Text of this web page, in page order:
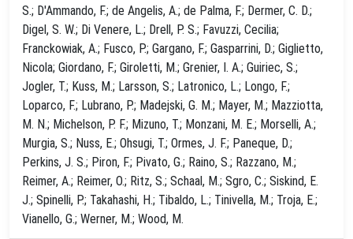
S.; D'Ammando, F.; de Angelis, A.; de Palma, F.; Dermer, C. D.;
Digel, S. W.; Di Venere, L.; Drell, P. S.; Favuzzi, Cecilia;
Franckowiak, A.; Fusco, P.; Gargano, F.; Gasparrini, D.; Giglietto,
Nicola; Giordano, F.; Giroletti, M.; Grenier, I. A.; Guiriec, S.;
Jogler, T.; Kuss, M.; Larsson, S.; Latronico, L.; Longo, F.;
Loparco, F.; Lubrano, P.; Madejski, G. M.; Mayer, M.; Mazziotta,
M. N.; Michelson, P. F.; Mizuno, T.; Monzani, M. E.; Morselli, A.;
Murgia, S.; Nuss, E.; Ohsugi, T.; Ormes, J. F.; Paneque, D.;
Perkins, J. S.; Piron, F.; Pivato, G.; Raino, S.; Razzano, M.;
Reimer, A.; Reimer, O.; Ritz, S.; Schaal, M.; Sgro, C.; Siskind, E.
J.; Spinelli, P.; Takahashi, H.; Tibaldo, L.; Tinivella, M.; Troja, E.;
Vianello, G.; Werner, M.; Wood, M.